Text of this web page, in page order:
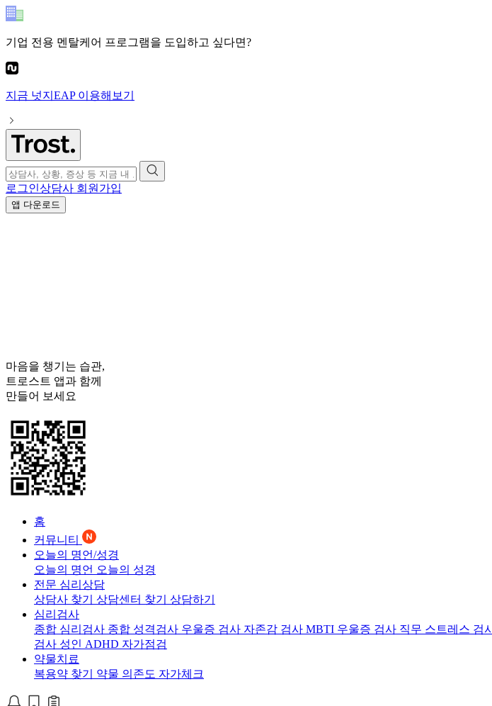
기업 전용 멘탈케어 프로그램을 도입하고 싶다면?
지금 넛지EAP이용해보기
로그인상담사 회원가입
앱 다운로드
마음을 챙기는 습관,
트로스트 앱과 함께
만들어 보세요
홈
커뮤니티
오늘의 명언/성경
오늘의 명언 오늘의 성경
전문 심리상담
상담사 찾기 상담센터 찾기 상담하기
심리검사
종합 심리검사 종합 성격검사 우울증 검사 자존감 검사 MBTI 우울증 검사 직무 스트레스 검
검사 성인 ADHD 자가점검
약물치료
복용약 찾기 약물 의존도 자가체크